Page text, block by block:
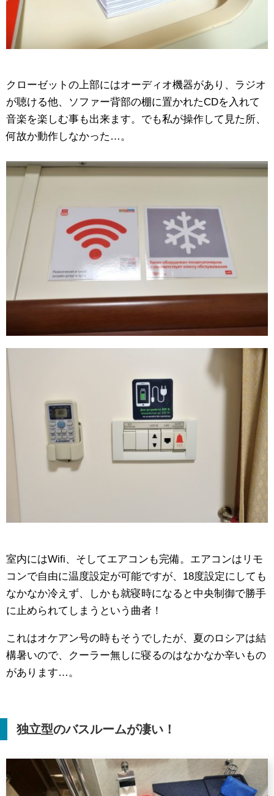
クローゼットの上部にはオーディオ機器があり、ラジオ
が聴ける他、ソファー背部の棚に置かれたCDを入れて
音楽を楽しむ事も出来ます。でも私が操作して見た所、
何故か動作しなかった…。
室内にはWifi、そしてエアコンも完備。エアコンはリモ
コンで自由に温度設定が可能ですが、18度設定にしても
なかなか冷えず、しかも就寝時になると中央制御で勝手
に止められてしまうという曲者！
これはオケアン号の時もそうでしたが、夏のロシアは結
構暑いので、クーラー無しに寝るのはなかなか辛いもの
があります…。
独立型のバスルームが凄い！